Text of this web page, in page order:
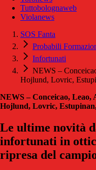
Tuttobolognaweb
Violanews
SOS Fanta
Probabili
Infortunati
NEWS –
Hojlund, Lovric,
NEWS – Conceicao, Leao,
Hojlund, Lovric,
Le ultime novità
infortunati in
ripresa del